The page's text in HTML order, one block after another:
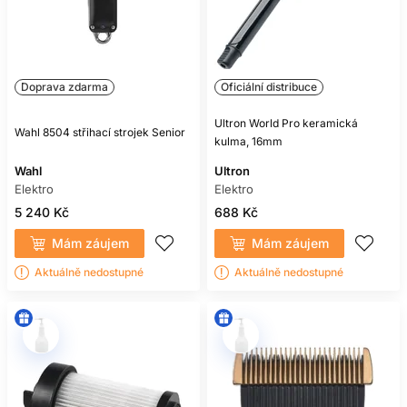
Doprava zdarma
Wahl 8504 střihací strojek Senior
Wahl
Elektro
5 240 Kč
Mám záujem
Aktuálně nedostupné
Oficiální distribuce
Ultron World Pro keramická
kulma, 16mm
Ultron
Elektro
688 Kč
Mám záujem
Aktuálně nedostupné